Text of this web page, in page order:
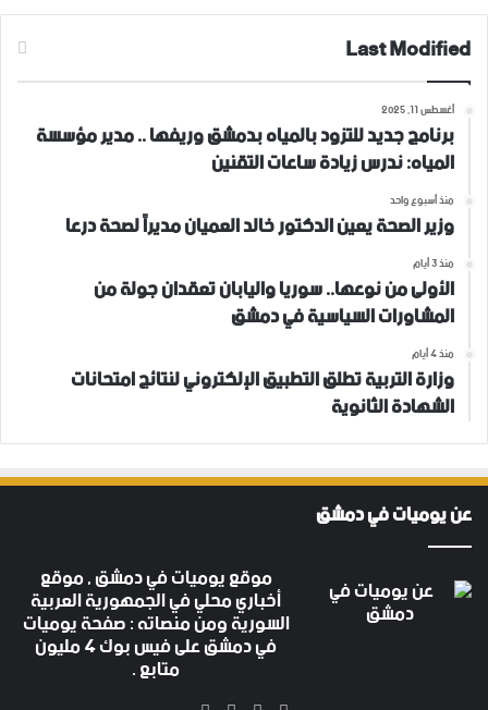
Last Modified
أغسطس 11, 2025
برنامج جديد للتزود بالمياه بدمشق وريفها .. مدير مؤسسة
المياه: ندرس زيادة ساعات التقنين
منذ أسبوع واحد
وزير الصحة يعين الدكتور خالد العميان مديراً لصحة درعا
منذ 3 أيام
الأولى من نوعها.. سوريا واليابان تعقدان جولة من
المشاورات السياسية في دمشق
منذ 4 أيام
وزارة التربية تطلق التطبيق الإلكتروني لنتائج امتحانات
الشهادة الثانوية
عن يوميات في دمشق
موقع يوميات في دمشق , موقع
أخباري محلي في الجمهورية العربية
السورية ومن منصاته : صفحة يوميات
في دمشق على فيس بوك 4 مليون متابع .